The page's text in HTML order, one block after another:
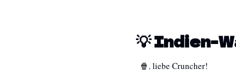
💡 Indien-
🍿, liebe Cruncher!